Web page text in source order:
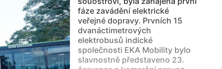
fáze zavádění elektrické
veřejné dopravy. Prvních 15
dvanáctimetrových
elektrobusů indické
společnosti EKA Mobility bylo
slavnostně představeno 23.